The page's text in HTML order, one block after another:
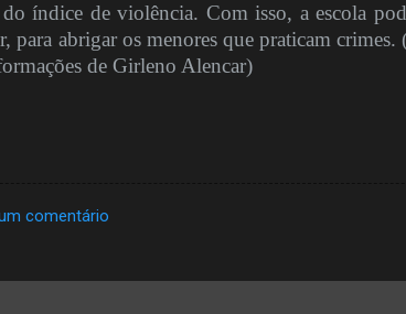
índice de violência. Com isso, a escola
para abrigar os menores que praticam
de Girleno Alencar)
comentário